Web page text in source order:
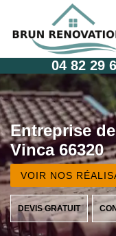
04 82 29
Entreprise
Vinca 66320
VOIR NOS
DEVIS GRATUIT